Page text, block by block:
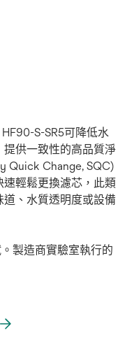
S-SR5可降低水
提供一致性的高品質淨
Quick Change, SQC)
輕鬆更換濾芯，此類
、水質透明度或設備
製造商實驗室執行的